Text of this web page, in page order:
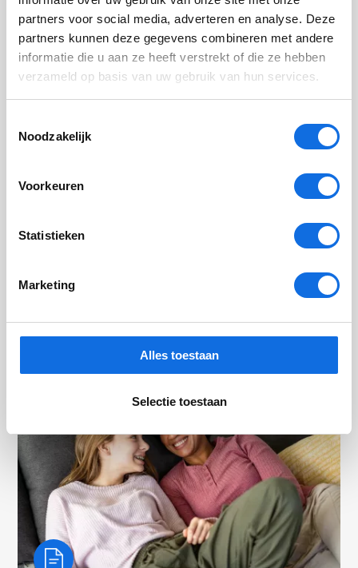
partners voor social media, adverteren en analyse. Deze
partners kunnen deze gegevens combineren met andere
informatie die u aan ze heeft verstrekt of die ze hebben
verzameld op basis van uw gebruik van hun services.
Noodzakelijk
Voorkeuren
Statistieken
Marketing
Alles toestaan
Selectie toestaan
van een gemeenschap